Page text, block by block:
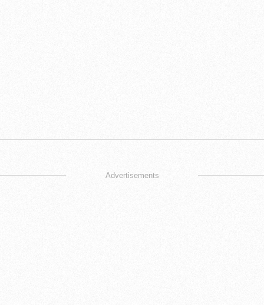
Advertisements